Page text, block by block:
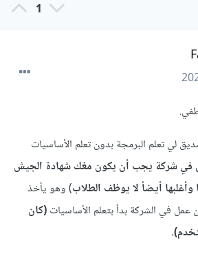
1
لي تعلم البرمجة بدون تعلم الأساسيات
في شركة يجب أن يكون مغك شهادة الجيش
أيضأ لا يوظف الطلاب) وهو يأخذ
(كان